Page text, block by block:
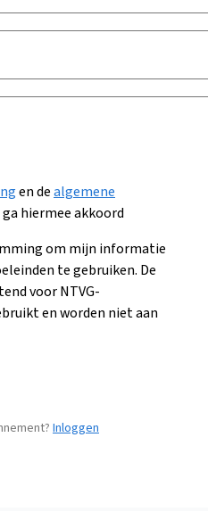
en dealgemene
hiermee akkoord
om mijn informatie
te gebruiken. De
voor NTVG-
en worden niet aan
Inloggen